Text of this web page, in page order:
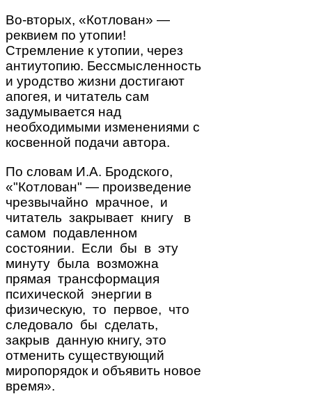
Во-вторых, «Котлован» —
реквием по утопии!
Стремление к утопии, через
антиутопию. Бессмысленность
и уродство жизни достигают
апогея, и читатель сам
задумывается над
необходимыми изменениями с
косвенной подачи автора.
По словам И.А. Бродского,
«"Котлован" — произведение
чрезвычайно мрачное, и
читатель закрывает книгу в
самом подавленном
состоянии. Если бы в эту
минуту была возможна
прямая трансформация
психической энергии в
физическую, то первое, что
следовало бы сделать,
закрыв данную книгу, это
отменить существующий
миропорядок и объявить новое
время».